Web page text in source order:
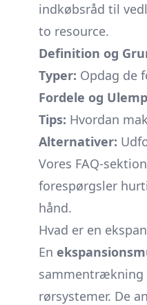
indkøbsråd til
to resource.
Definition og
Typer: Opdag de
Fordele og
Tips: Hvordan
Alternativer:
Vores FAQ-
forespørgsler
hånd.
Hvad er en
En
sammentrækning
rørsystemer. De